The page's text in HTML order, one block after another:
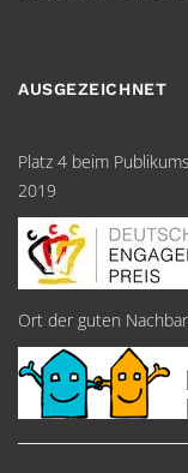
AUSGEZEICHNET
Platz 4 beim
2019
Ort der guten